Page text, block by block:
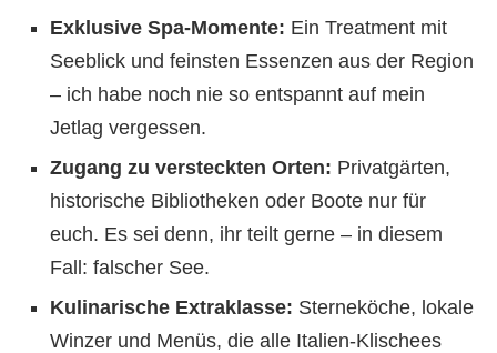
Exklusive Spa-Momente: Ein Treatment mit
Seeblick und feinsten Essenzen aus der Region
– ich habe noch nie so entspannt auf mein
Jetlag vergessen.
Zugang zu versteckten Orten: Privatgärten,
historische Bibliotheken oder Boote nur für
euch. Es sei denn, ihr teilt gerne – in diesem
Fall: falscher See.
Kulinarische Extraklasse: Sterneköche, lokale
Winzer und Menüs, die alle Italien-Klischees